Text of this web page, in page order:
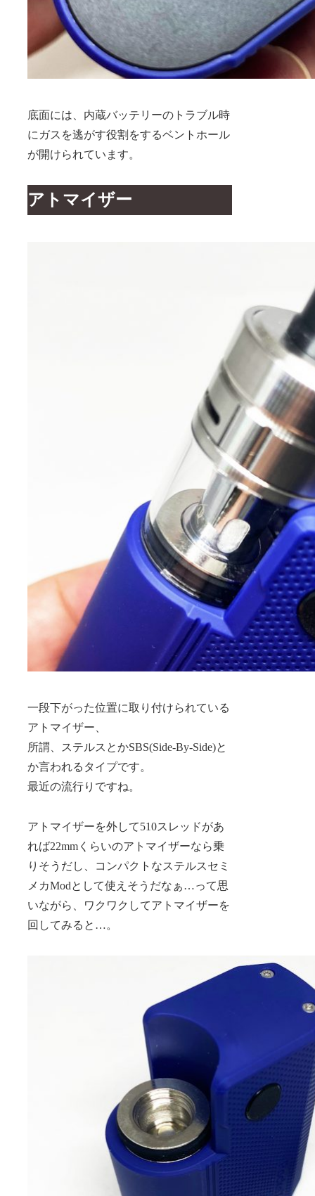
底面には、内蔵バッテリーのトラブル時
にガスを逃がす役割をするベントホール
が開けられています。
アトマイザー
一段下がった位置に取り付けられている
アトマイザー、
所謂、ステルスとかSBS(Side-By-Side)と
か言われるタイプです。
最近の流行りですね。
アトマイザーを外して510スレッドがあ
れば22mmくらいのアトマイザーなら乗
りそうだし、コンパクトなステルスセミ
メカModとして使えそうだなぁ…って思
いながら、ワクワクしてアトマイザーを
回してみると…。